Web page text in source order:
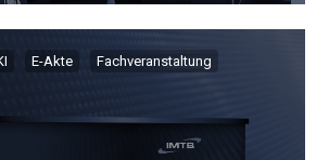
E-Akte Fachveranstaltung